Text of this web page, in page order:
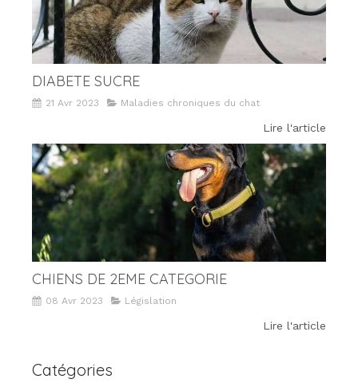
DIABETE SUCRE
21 Avr 2023 Maladies chroniques du chat
Lire l'article
CHIENS DE 2EME CATEGORIE
08 Avr 2023 Législation
Lire l'article
Catégories